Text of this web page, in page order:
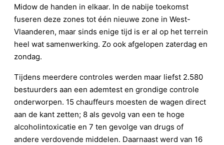
Midow de handen in elkaar. In de nabije toekomst
fuseren deze zones tot één nieuwe zone in West-
Vlaanderen, maar sinds enige tijd is er al op het terrein
heel wat samenwerking. Zo ook afgelopen zaterdag en
zondag.
Tijdens meerdere controles werden maar liefst 2.580
bestuurders aan een ademtest en grondige controle
onderworpen. 15 chauffeurs moesten de wagen direct
aan de kant zetten; 8 als gevolg van een te hoge
alcoholintoxicatie en 7 ten gevolge van drugs of
andere verdovende middelen. Daarnaast werd van 16